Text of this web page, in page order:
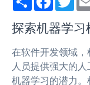
h
r
e
a
e
b
o
k
w
t
t
r
探索机器学习
在软件开发领域
人员提供强大的
机器学习的潜力